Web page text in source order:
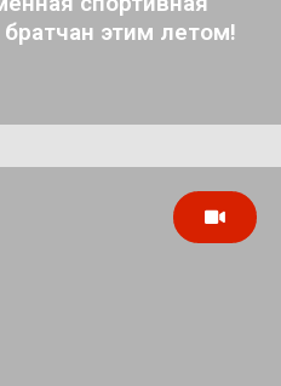
этим летом!